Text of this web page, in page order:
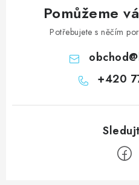
Pomůžeme
Potřebujete s něčím
obchod@
+420